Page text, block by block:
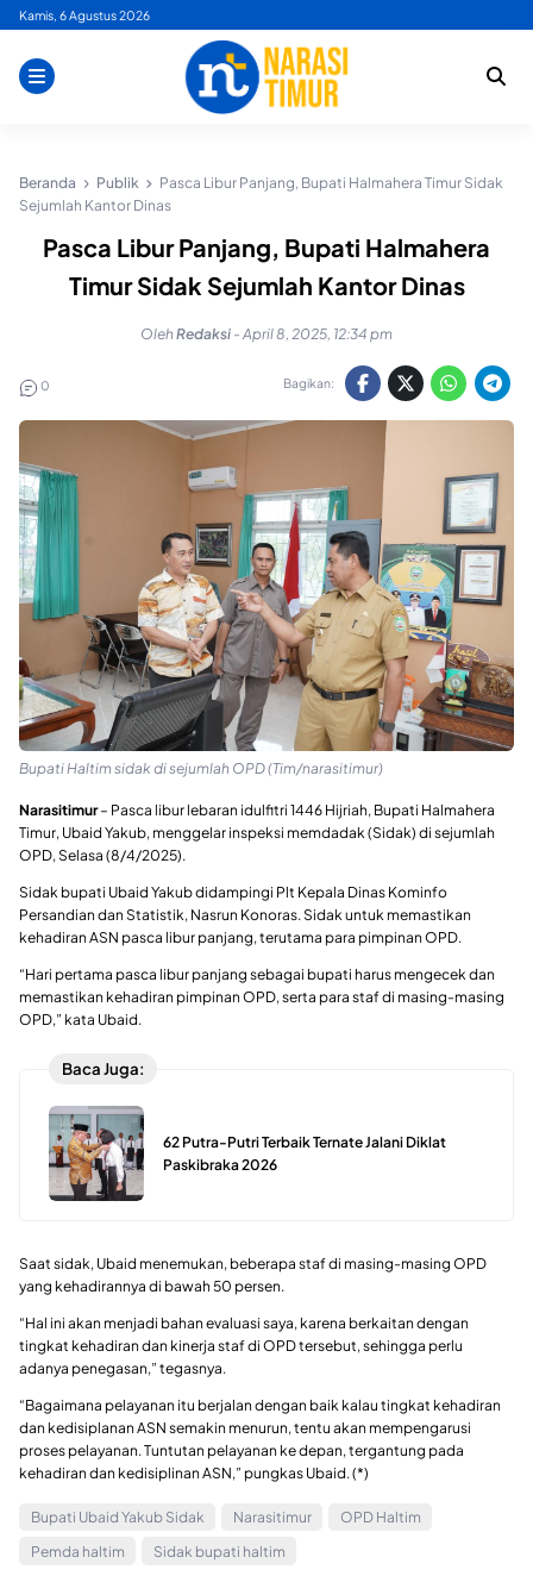
Skip
content
Kamis, 6 Agustus 2026
Beranda Publik
Pasca Libur Panjang, Bupati Halmahera Timur Sidak
Sejumlah Kantor Dinas
Pasca Libur Panjang, Bupati Halmahera
Timur Sidak Sejumlah Kantor Dinas
OlehRedaksi - April 8, 2025, 12:34 pm
0 Bagikan:
Bupati Haltim sidak di sejumlah OPD (Tim/narasitimur)
Narasitimur– Pasca libur lebaran idulfitri 1446 Hijriah, Bupati Halmahera
Timur, Ubaid Yakub, menggelar inspeksi memdadak (Sidak) di sejumlah
OPD, Selasa (8/4/2025).
Sidak bupati Ubaid Yakub didampingi Plt Kepala Dinas Kominfo
Persandian dan Statistik, Nasrun Konoras. Sidak untuk memastikan
kehadiran ASN pasca libur panjang, terutama para pimpinan OPD.
“Hari pertama pasca libur panjang sebagai bupati harus mengecek dan
memastikan kehadiran pimpinan OPD, serta para staf di masing-masing
OPD,” kata Ubaid.
Baca Juga:
62 Putra-Putri Terbaik Ternate Jalani Diklat
Paskibraka 2026
Saat sidak, Ubaid menemukan, beberapa staf di masing-masing OPD
yang kehadirannya di bawah 50 persen.
“Hal ini akan menjadi bahan evaluasi saya, karena berkaitan dengan
tingkat kehadiran dan kinerja staf di OPD tersebut, sehingga perlu
adanya penegasan,” tegasnya.
“Bagaimana pelayanan itu berjalan dengan baik kalau tingkat kehadiran
dan kedisiplanan ASN semakin menurun, tentu akan mempengarusi
proses pelayanan. Tuntutan pelayanan ke depan, tergantung pada
kehadiran dan kedisiplinan ASN,” pungkas Ubaid. (*)
Bupati Ubaid Yakub Sidak Narasitimur
OPD Haltim
Pemda haltim
Sidak bupati haltim